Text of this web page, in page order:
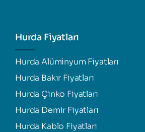
Hurda Fiyatları
Hurda Alüminyum Fiyatları
Hurda Bakır Fiyatları
Hurda Çinko Fiyatları
Hurda Demir Fiyatları
Hurda Kablo Fiyatları